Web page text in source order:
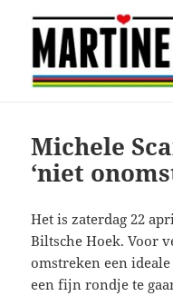
Michele
‘niet
Het is zaterdag 22
Biltsche Hoek. Voor
omstreken een
een fijn rondje te